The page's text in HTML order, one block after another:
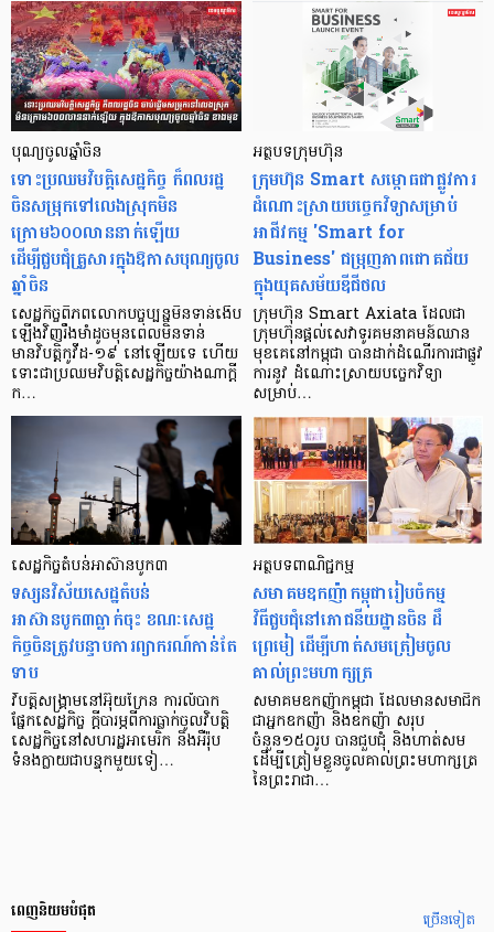
បុណ្យចូលឆ្នាំចិន
ទោះប្រឈមវិបត្តិសេដ្ឋកិច្ច ក៏ពលរដ្ឋ
ចិនសម្រុកទៅលេងស្រុកមិន
ក្រោម៦០០លាននាក់ឡើយ
ដើម្បីជួបជុំគ្រួសារក្នុងឱកាសបុណ្យចូល
ឆ្នាំចិន
សេដ្ឋកិច្ចពិភពលោកបច្ចុប្បន្នមិនទាន់ងើប
ឡើងវិញរឹងមាំដូចមុនពេលមិនទាន់
មានវិបត្តិកូវីដ-១៩ នៅឡើយទេ ហើយ
ទោះជាប្រឈមវិបត្តិសេដ្ឋកិច្ចយ៉ាងណាក្ដី
ក…
អត្ថបទក្រុមហ៊ុន
ក្រុមហ៊ុន Smart សម្ពោធជាផ្លូវការ
ដំណោះស្រាយបច្ចេកវិទ្យាសម្រាប់
អាជីវកម្ម 'Smart for
Business' ជម្រុញភាពជោគជ័យ
ក្នុងយុគសម័យឌីជីថល
ក្រុមហ៊ុន Smart Axiata ដែលជា
ក្រុមហ៊ុនផ្តល់សេវាទូរគមនាគមន៍ឈាន
មុខគេនៅកម្ពុជា បានដាក់ដំណើរការជាផ្លូវ
ការនូវ ដំណោះស្រាយបច្ចេកវិទ្យា
សម្រាប់…
សេដ្ឋកិច្ចតំបន់អាស៊ានបូក៣
ទស្សនវិស័យសេដ្ឋតំបន់
អាស៊ានបូក៣ធ្លាក់ចុះ ខណៈសេដ្ឋ
កិច្ចចិនត្រូវបន្ទាបការព្យាករណ៍កាន់តែ
ទាប
វិបត្តិសង្គ្រាមនៅអ៊ុយក្រែន ការលំបាក
ផ្នែកសេដ្ឋកិច្ច ក្តីបារម្ភពីការធ្លាក់ចូលវិបត្តិ
សេដ្ឋកិច្ចនៅសហរដ្ឋអាមេរិក និងអឺរ៉ុប
ទំនងក្លាយជាបន្ទុកមួយទៀ…
អត្ថបទពាណិជ្ជកម្ម
សមាគមឧកញ៉ាកម្ពុជារៀបចំកម្ម
វិធីជួបជុំនៅភោជនីយដ្ឋានចិន ដឹ
ព្រេមៀ ដើម្បីហាត់សមត្រៀមចូល
គាល់ព្រះមហាក្សត្រ
សមាគមឧកញ៉ាកម្ពុជា ដែលមានសមាជិក
ជាអ្នកឧកញ៉ា និងឧកញ៉ា សរុប
ចំនួន១៥០រូប បានជួបជុំ និងហាត់សម
ដើម្បីត្រៀមខ្លួនចូលគាល់ព្រះមហាក្សត្រ
នៃព្រះរាជា…
ច្រើនទៀត
ពេញនិយមបំផុត